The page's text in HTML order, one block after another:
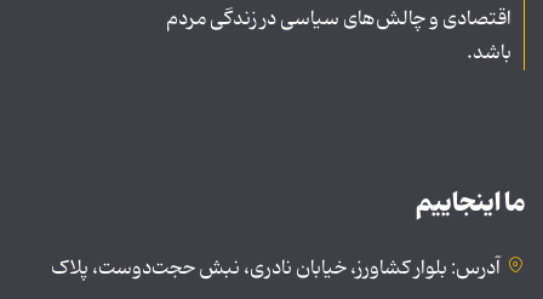
اقتصادی و چالش‌های سیاسی در زندگی مردم
باشد.
ما اینجاییم
آدرس: بلوار کشاورز، خیابان نادری، نبش حجت‌دوست، پلاک